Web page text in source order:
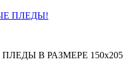
ПЛЕДЫ!
В РАЗМЕРЕ 150х205